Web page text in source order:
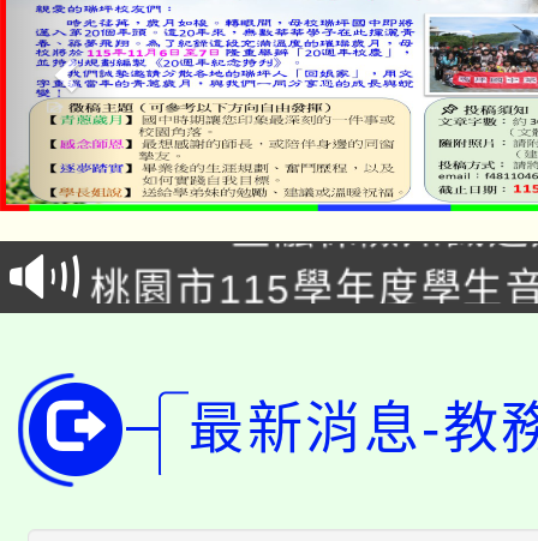
公告本校115學年度第
代理(課)教師甄選結果(
「2026金融保險知識
車」活動
桃園市115學年度學生
代理(課)教師甄選結果(
公告本校115學年度第
代理(課)教師甄選結果(
轉知中國文化大學推廣
《TA101》溝通分析基
最新消息-教